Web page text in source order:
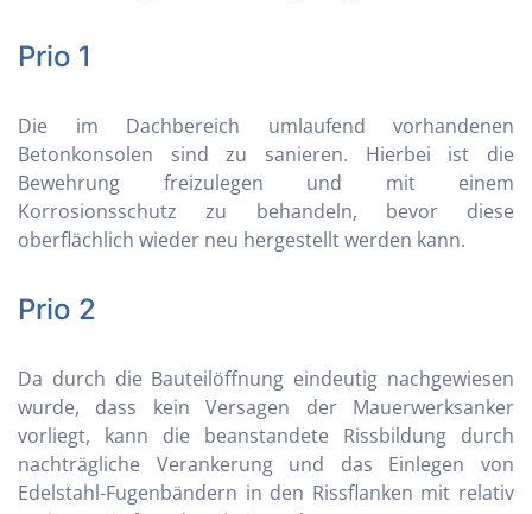
Prio 1
Die im Dachbereich umlaufend vorhandenen
Betonkonsolen sind zu sanieren. Hierbei ist die
Bewehrung freizulegen und mit einem
Korrosionsschutz zu behandeln, bevor diese
oberflächlich wieder neu hergestellt werden kann.
Prio 2
Da durch die Bauteilöffnung eindeutig nachgewiesen
wurde, dass kein Versagen der Mauerwerksanker
vorliegt, kann die beanstandete Rissbildung durch
nachträgliche Verankerung und das Einlegen von
Edelstahl-Fugenbändern in den Rissflanken mit relativ